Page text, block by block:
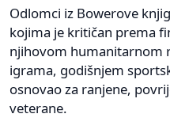
Odlomci iz Bowerove
kojima je kritičan prema
njihovom humanitarnom
igrama, godišnjem
osnovao za ranjene,
veterane.